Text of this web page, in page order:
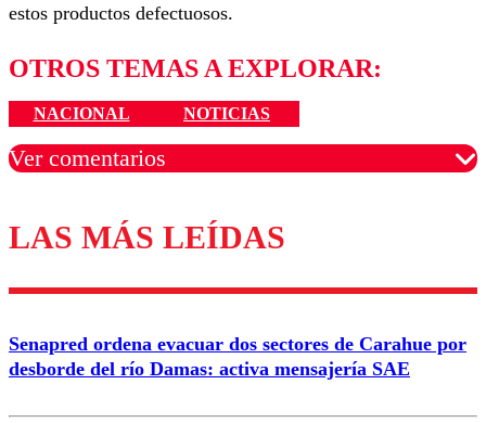
estos productos defectuosos.
OTROS TEMAS A EXPLORAR:
NACIONAL NOTICIAS
Ver comentarios
Los comentarios son moderados para garantizar un
diálogo respetuoso.
Correo
LAS MÁS LEÍDAS
Senapred ordena evacuar dos sectores de Carahue por
desborde del río Damas: activa mensajería SAE